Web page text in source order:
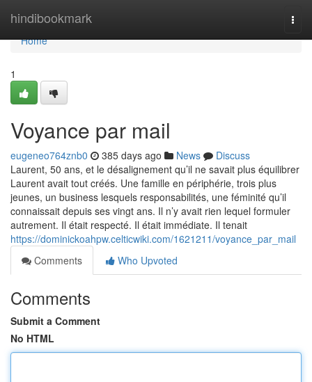
hindibookmark
Home
Home
1
Voyance par mail
eugeneo764znb0 385 days ago News
Discuss
Laurent, 50 ans, et le désalignement qu’il ne savait plus équilibrer
Laurent avait tout créés. Une famille en périphérie, trois plus
jeunes, un business lesquels responsabilités, une féminité qu’il
connaissait depuis ses vingt ans. Il n’y avait rien lequel formuler
autrement. Il était respecté. Il était immédiate. Il tenait
https://dominickoahpw.celticwiki.com/1621211/voyance_par_mail
Comments
Who Upvoted
Comments
Submit a Comment
No HTML